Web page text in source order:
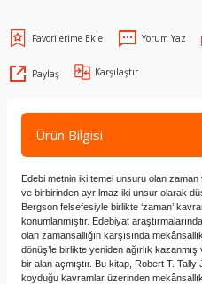
Yorum Yaz
Paylaş Karşılaştır
Ürün Bilgisi
Edebi metnin iki temel unsuru olan
ve birbirinden ayrılmaz iki unsur olarak
Bergson felsefesiyle birlikte ‘zaman’
konumlanmıştır. Edebiyat
olan zamansallığın karşısında
dönüş’le birlikte yeniden ağırlık
bir alan açmıştır. Bu kitap, Robert T. Tally
koyduğu kavramlar üzerinden